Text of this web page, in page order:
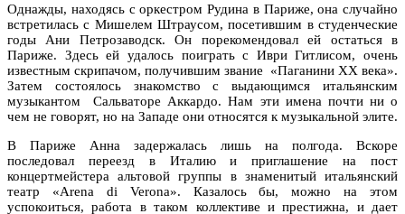
Однажды, находясь с оркестром Рудина в Париже, она случайно
встретилась с Мишелем Штраусом, посетившим в студенческие
годы Ани Петрозаводск. Он порекомендовал ей остаться в
Париже. Здесь ей удалось поиграть с Иври Гитлисом, очень
известным скрипачом, получившим звание «Паганини ХХ века».
Затем состоялось знакомство с выдающимся итальянским
музыкантом Сальваторе Аккардо. Нам эти имена почти ни о
чем не говорят, но на Западе они относятся к музыкальной элите.
В Париже Анна задержалась лишь на полгода. Вскоре
последовал переезд в Италию и приглашение на пост
концертмейстера альтовой группы в знаменитый итальянский
театр «Arena di Verona». Казалось бы, можно на этом
успокоиться, работа в таком коллективе и престижна, и дает